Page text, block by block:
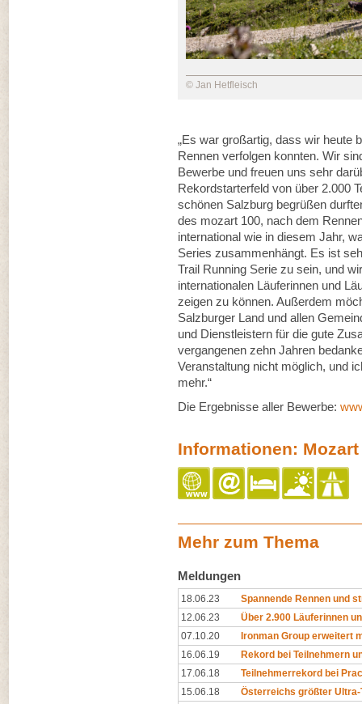
© Jan Hetfleisch
„Es war großartig, dass wir heute
Rennen verfolgen konnten. Wir
Bewerbe und freuen uns sehr
Rekordstarterfeld von über 2.000
schönen Salzburg begrüßen
des mozart 100, nach dem
international wie in diesem Jahr,
Series zusammenhängt. Es ist
Trail Running Serie zu sein, und
internationalen Läuferinnen und
zeigen zu können. Außerdem
Salzburger Land und allen
und Dienstleistern für die gute
vergangenen zehn Jahren
Veranstaltung nicht möglich, und
mehr.“
Die Ergebnisse aller Bewerbe:
Informationen: Mozart
Mehr zum Thema
Meldungen
18.06.23
Spannende Rennen und
12.06.23
Über 2.900 Läuferinnen
07.10.20
Ironman Group erweitert
16.06.19
Rekord bei Teilnehmern
17.06.18
Teilnehmerrekord bei
15.06.18
Österreichs größter Ultra-